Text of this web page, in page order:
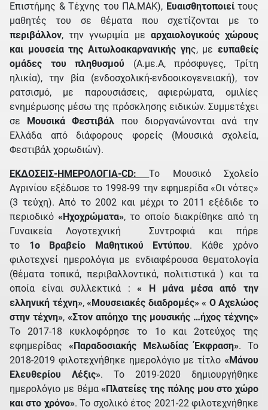
Επιστήμης & Τέχνης του ΠΑ.ΜΑΚ), Ευαισθητοποιείτους
μαθητές του σε θέματα που σχετίζονται με το
περιβάλλον, την γνωριμία με αρχαιολογικούς χώρους
και μουσεία της Αιτωλοακαρνανικής γης, μεευπαθείς
ομάδες του πληθυσμού (Α.με.Α, πρόσφυγες, Τρίτη
ηλικία), την βία (ενδοσχολική-ενδοοικογενειακή), τον
ρατσισμό, με παρουσιάσεις, αφιερώματα, ομιλίες
ενημέρωσης μέσω της πρόσκλησης ειδικών. Συμμετέχει
σε Μουσικά Φεστιβάλ που διοργανώνονται ανά την
Ελλάδα από διάφορους φορείς (Μουσικά σχολεία,
Φεστιβάλ χορωδιών).
ΕΚΔΟΣΕΙΣ-ΗΜΕΡΟΛΟΓΙΑ-CD:
Το Μουσικό Σχολείο
Αγρινίου εξέδωσε το 1998-99 την εφημερίδα «Οι νότες»
(3 τεύχη). Aπό το 2002 και μέχρι το 2011 εξέδιδε το
περιοδικό«Ηχοχρώματα», το οποίο διακρίθηκε από τη
Γυναικεία Λογοτεχνική Συντροφιά και πήρε
το 1ο Βραβείο Μαθητικού Εντύπου. Κάθε χρόνο
φιλοτεχνεί ημερολόγια με ενδιαφέρουσα θεματολογία
(θέματα τοπικά, περιβαλλοντικά, πολιτιστικά ) και τα
οποία είναι συλλεκτικά :« Η μάνα μέσα από την
ελληνική τέχνη», «Μουσειακές διαδρομές» « Ο Αχελώος
στην τέχνη»,«Στον απόηχο της μουσικής …ήχος τέχνης»
Το 2017-18 κυκλοφόρησε το 1ο και 2οτεύχος της
εφημερίδας «Παραδοσιακής Μελωδίας Έκφραση». Το
2018-2019 φιλοτεχνήθηκε ημερολόγιο με τίτλο «Μάνου
Ελευθερίου Λέξις». Το 2019-2020 δημιουργήθηκε
ημερολόγιο με θέμα«Πλατείες της πόλης μου στο χώρο
και στο χρόνο». Το σχολικό έτος 2021-22 φιλοτεχνήθηκε